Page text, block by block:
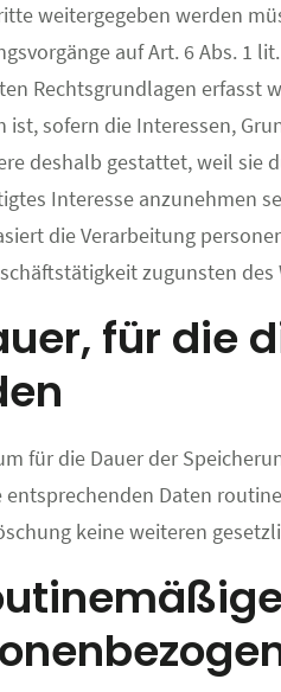
weitergegeben werden
auf Art. 6 Abs. 1
Rechtsgrundlagen erfasst
ist, sofern die Interessen,
deshalb gestattet, weil sie
Interesse anzunehmen
die Verarbeitung
zugunsten
für die
für die Dauer der
entsprechenden Daten
keine weiteren